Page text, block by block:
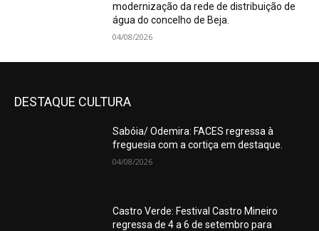
modernização da rede de distribuição de
água do concelho de Beja.
04/08/2026
DESTAQUE CULTURA
Sabóia/ Odemira: FACES regressa à
freguesia com a cortiça em destaque.
04/08/2026
Castro Verde: Festival Castro Mineiro
regressa de 4 a 6 de setembro para